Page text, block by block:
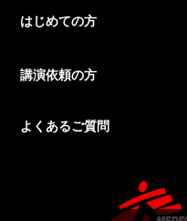
はじめての方
講演依頼の方
よくあるご質問